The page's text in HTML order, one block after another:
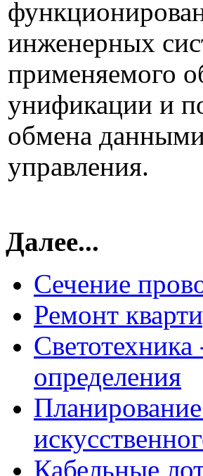
инженерных
применяемого
унификации и
обмена
управления.
Далее...
Сечение
Ремонт
определения
Кабельные